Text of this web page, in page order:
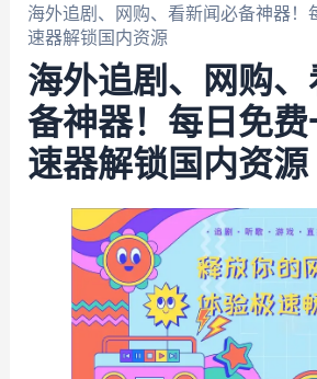
海外追剧、网购、看新闻必备神器！
速器解锁国内资源
海外追剧、网购
备神器！每日免费
速器解锁国内资源